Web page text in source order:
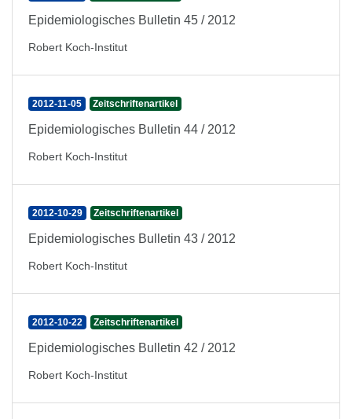
Epidemiologisches Bulletin 45 / 2012
Robert Koch-Institut
2012-11-05 Zeitschriftenartikel
Epidemiologisches Bulletin 44 / 2012
Robert Koch-Institut
2012-10-29 Zeitschriftenartikel
Epidemiologisches Bulletin 43 / 2012
Robert Koch-Institut
2012-10-22 Zeitschriftenartikel
Epidemiologisches Bulletin 42 / 2012
Robert Koch-Institut